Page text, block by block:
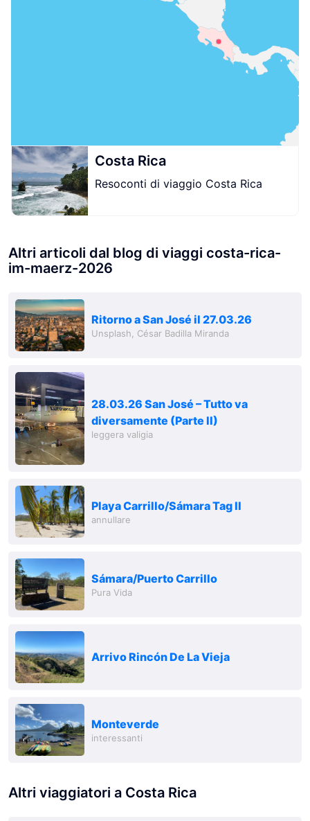
Costa Rica
Resoconti di viaggio Costa Rica
Altri articoli dal blog di viaggi costa-rica-
im-maerz-2026
Ritorno a San José il 27.03.26
Unsplash, César Badilla Miranda
28.03.26 San José – Tutto va
diversamente (Parte II)
leggera valigia
Playa Carrillo/Sámara Tag II
annullare
Sámara/Puerto Carrillo
Pura Vida
Arrivo Rincón De La Vieja
Monteverde
interessanti
Altri viaggiatori a Costa Rica